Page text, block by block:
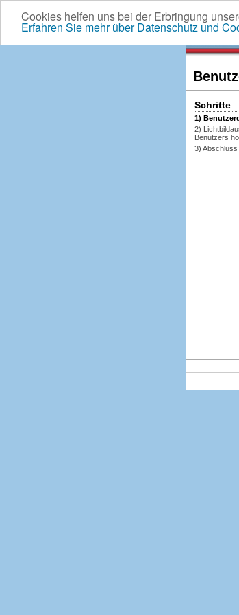
Cookies helfen uns bei der Erbringung
Erfahren Sie mehr über Datenschutz und
Schritte
1)
2)
Benutzers
3) Abschluss